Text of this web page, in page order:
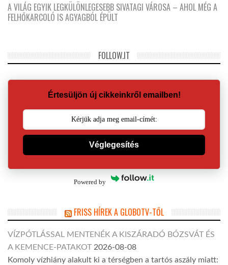
A VILÁG EGYIK LEGKÜLÖNLEGESEBB SIVATAGI VÁROSA – AHOL MÉG A
FELHŐKARCOLÓ IS AGYAGBÓL ÉPÜLT
FOLLOW.IT
Értesüljön új cikkeinkről emailben!
Véglegesítés
Powered by
FRISS HÍREK A GLOBOTV-TŐL
VÍZPÓTLÁSSAL MENTENÉK A KISZÁRADÓ BÓZSVÁT ÉS
A KEMENCE-PATAKOT 2026-08-08
Komoly vízhiány alakult ki a térségben a tartós aszály miatt: